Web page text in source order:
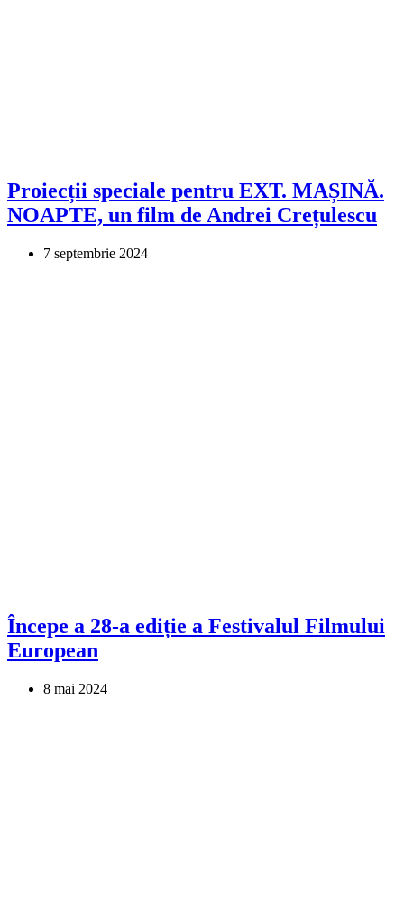
Proiecții speciale pentru EXT. MAȘINĂ.
NOAPTE, un film de Andrei Crețulescu
7 septembrie 2024
Începe a 28-a ediție a Festivalul Filmului
European
8 mai 2024